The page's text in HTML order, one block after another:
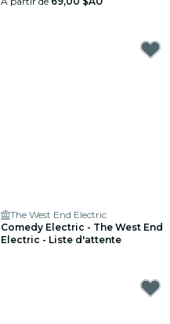
The West End Electric
Comedy Electric - The West End
Electric - Liste d'attente